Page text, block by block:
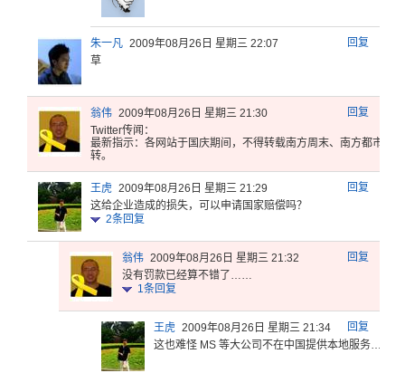
回复
朱一凡 2009年08月26日 星期三 22:07
草
回复
翁伟 2009年08月26日 星期三 21:30
Twitter传闻：
最新指示：各网站于国庆期间， 不得转载南方周末、南方都市报、
转。
回复
王虎 2009年08月26日 星期三 21:29
这给企业造成的损失， 可以申请国 家赔偿吗？
2条回复
回复
翁伟 2009年08月26日 星期三 21:32
没有罚款已经算不错了……
1条回复
回复
王虎 2009年08月26日 星期三 21:34
这也难怪 MS 等大公司不在中国提供本地服务……